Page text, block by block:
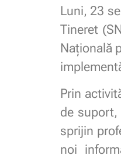
Luni, 23
Tineret
Națională
Prin
de
sprijin
noi